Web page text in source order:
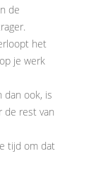
de
het
je werk
dan ook, is
de rest van
tijd om dat